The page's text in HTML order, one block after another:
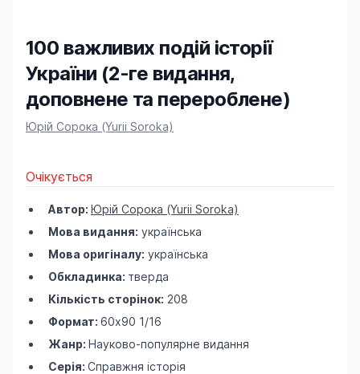
100 важливих подій історії
України (2-ге видання,
доповнене та перероблене)
Product information
Юрій Сорока (Yurii Soroka)
Очікується
Автор: Юрій Сорока (Yurii Soroka)
Мова видання: українська
Мова оригіналу: українська
Обкладинка: тверда
Кількість сторінок: 208
Формат: 60х90 1/16
Жанр: Науково-популярне видання
Серія: Справжня історія